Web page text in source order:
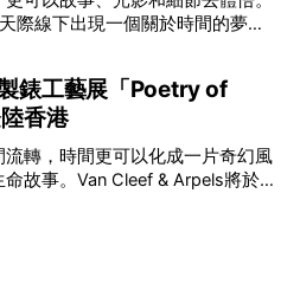
術對話，擦下多元藝術下的流動
第八屆「無限亮」
，從共融角度重新思索「差異」
多樣性的一部分。每人皆擁有
一齊生活、一齊創作、互相啟
限亮」2026精彩
開幕節目) 2月28日至3月1日：
際線下出現一個關於時間的夢幻
，世家把一貫低調精緻的製錶語
域，讓時間不只是腕上的個人物
詩意旅程。 在碼頭打開
Cleef & Arpels的腕錶從來不是
像是腕上的動人故事。 世家以
核心，讓每一枚腕錶都超越單純
的瞬間凝結成可以反覆閱讀的畫
錶工藝展「Poetry of
香港
轉，時間更可以化成一片奇幻風
故事。Van Cleef & Arpels將於1
愛情故事、詩意星象、迷人自然